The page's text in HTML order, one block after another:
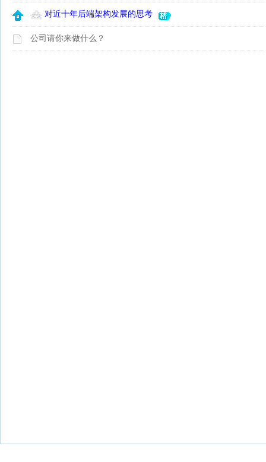
对近十年后端架构发展的思考
公司请你来做什么？